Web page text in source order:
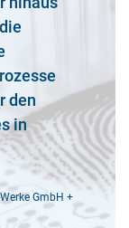
den
in
GmbH +